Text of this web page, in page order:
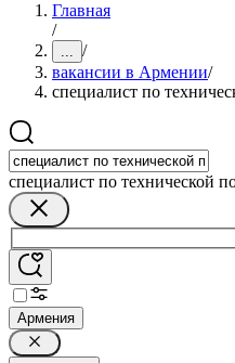
Главная
/
... /
вакансии в Армении/
специалист по
специалист по технической
Армения